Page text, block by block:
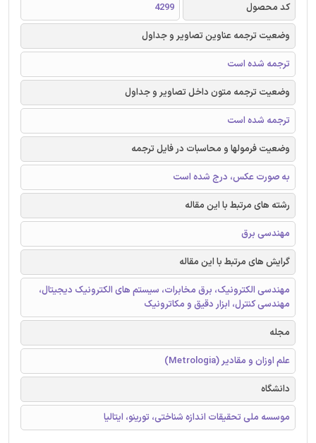
کد محصول
4299
وضعیت ترجمه عناوین تصاویر و جداول
ترجمه شده است
وضعیت ترجمه متون داخل تصاویر و جداول
ترجمه شده است
وضعیت فرمولها و محاسبات در فایل ترجمه
به صورت عکس، درج شده است
رشته های مرتبط با این مقاله
مهندسی برق
گرایش های مرتبط با این مقاله
مهندسی الکترونیک، برق مخابرات، سیستم های الکترونیک دیجیتال،
مهندسی کنترل، ابزار دقیق و مکاترونیک
مجله
علم اوزان و مقادیر (Metrologia)
دانشگاه
موسسه ملی تحقیقات اندازه شناختی، تورینو، ایتالیا